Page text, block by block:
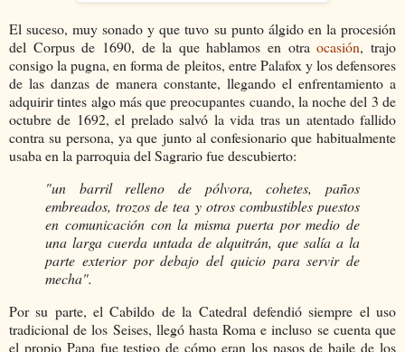
El suceso, muy sonado y que tuvo su punto álgido en la procesión
del Corpus de 1690, de la que hablamos en otraocasión, trajo
consigo la pugna, en forma de pleitos, entre Palafox y los defensores
de las danzas de manera constante, llegando el enfrentamiento a
adquirir tintes algo más que preocupantes cuando, la noche del 3 de
octubre de 1692, el prelado salvó la vida tras un atentado fallido
contra su persona, ya que junto al confesionario que habitualmente
usaba en la parroquia del Sagrario fue descubierto:
"un barril relleno de pólvora, cohetes, paños
embreados, trozos de tea y otros combustibles puestos
en comunicación con la misma puerta por medio de
una larga cuerda untada de alquitrán, que salía a la
parte exterior por debajo del quicio para servir de
mecha".
Por su parte, el Cabildo de la Catedral defendió siempre el uso
tradicional de los Seises, llegó hasta Roma e incluso se cuenta que
el propio Papa fue testigo de cómo eran los pasos de baile de los